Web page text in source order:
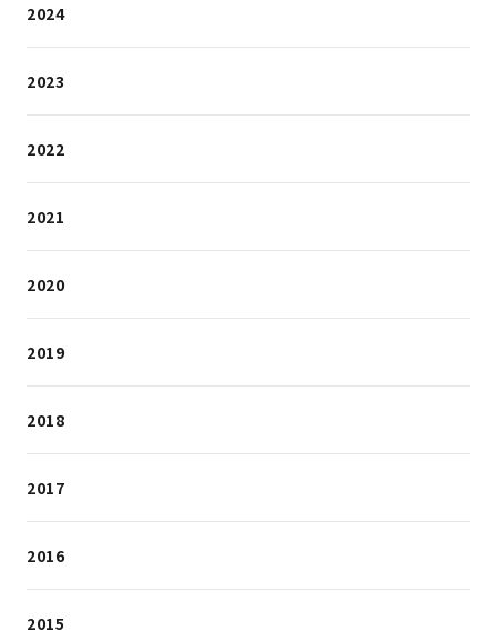
2024
2023
2022
2021
2020
2019
2018
2017
2016
2015